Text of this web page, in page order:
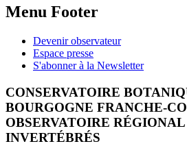
Menu Footer
Devenir observateur
Espace presse
S'abonner à la Newsletter
CONSERVATOIRE
BOURGOGNE FRANCHE-
OBSERVATOIRE RÉGIONAL
INVERTÉBRÉS